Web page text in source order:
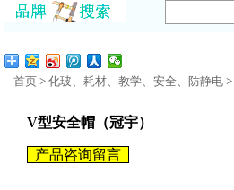
首页> 化玻、耗材、教学、安全、防静电>
V型安全帽（冠宇）
产品咨询留言